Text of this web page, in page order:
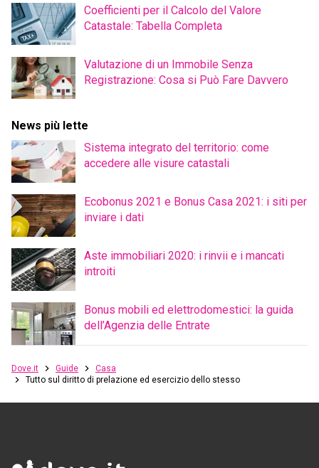
Coefficienti per il Calcolo del Valore
Catastale: Tabella Completa
Valutazione di un Immobile Senza
Registrazione: Cosa si Può Fare Davvero
News più lette
Sistema integrato del territorio: come
accedere alle visure catastali
Ecobonus 2021 e Bonus Casa 2021: i siti per
inviare i dati
Aste immobiliari 2020: i rinvii e i mancati
introiti
Bonus mobili ed elettrodomestici: la guida
dell’Agenzia delle Entrate
Dove.it Guide
Casa
Tutto sul diritto di prelazione ed esercizio dello stesso